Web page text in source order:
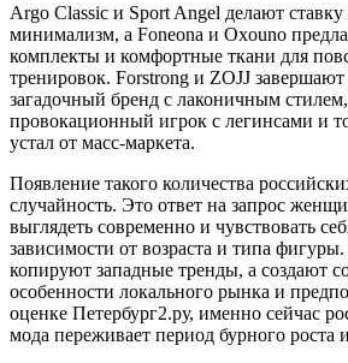
Argo Classic и Sport Angel делают ставку
минимализм, а Foneona и Oxouno
комплекты и комфортные ткани для
тренировок. Forstrong и ZOJJ
загадочный бренд с лаконичным
провокационный игрок с легинсами и
устал от масс-маркета.
Появление такого количества
случайность. Это ответ на запрос
выглядеть современно и чувствовать
зависимости от возраста и типа
копируют западные тренды, а создают
особенности локального рынка и
оценке Петербург2.ру, именно сейчас
мода переживает период бурного роста